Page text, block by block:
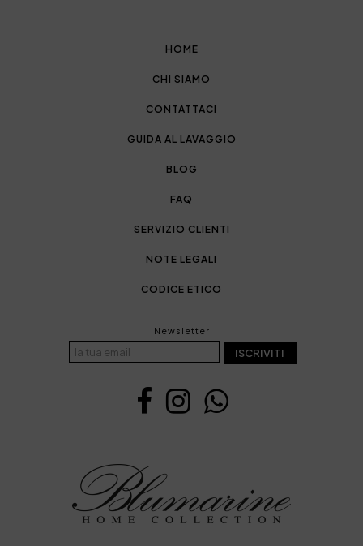
HOME
CHI SIAMO
CONTATTACI
GUIDA AL LAVAGGIO
BLOG
FAQ
SERVIZIO CLIENTI
NOTE LEGALI
CODICE ETICO
Newsletter
ISCRIVITI